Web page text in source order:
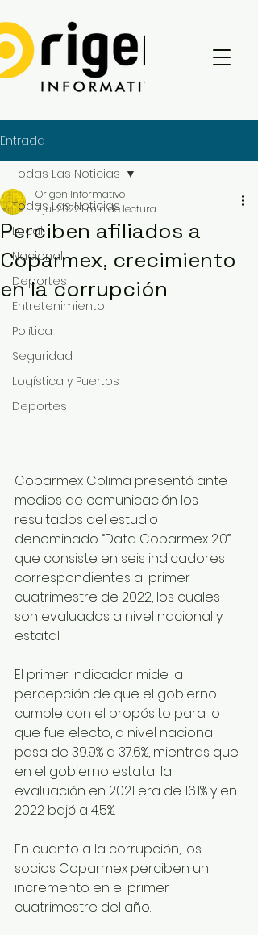
Entrada
Todas Las Noticias
Local
Nacional
Deportes
Entretenimiento
Política
Seguridad
Logística y Puertos
Deportes
Todas Las Noticias
Perciben afiliados a
Coparmex, crecimiento
en la corrupción
Origen Informativo
7 jul 20221 min de lectura
Coparmex Colima presentó ante
medios de comunicación los
resultados del estudio
denominado “Data Coparmex 2.0”
que consiste en seis indicadores
correspondientes al primer
cuatrimestre de 2022, los cuales
son evaluados a nivel nacional y
estatal.
El primer indicador mide la
percepción de que el gobierno
cumple con el propósito para lo
que fue electo, a nivel nacional
pasa de 39.9% a 37.6%, mientras que
en el gobierno estatal la
evaluación en 2021 era de 16.1% y en
2022 bajó a 4.5%.
En cuanto a la corrupción, los
socios Coparmex perciben un
incremento en el primer
cuatrimestre del año.